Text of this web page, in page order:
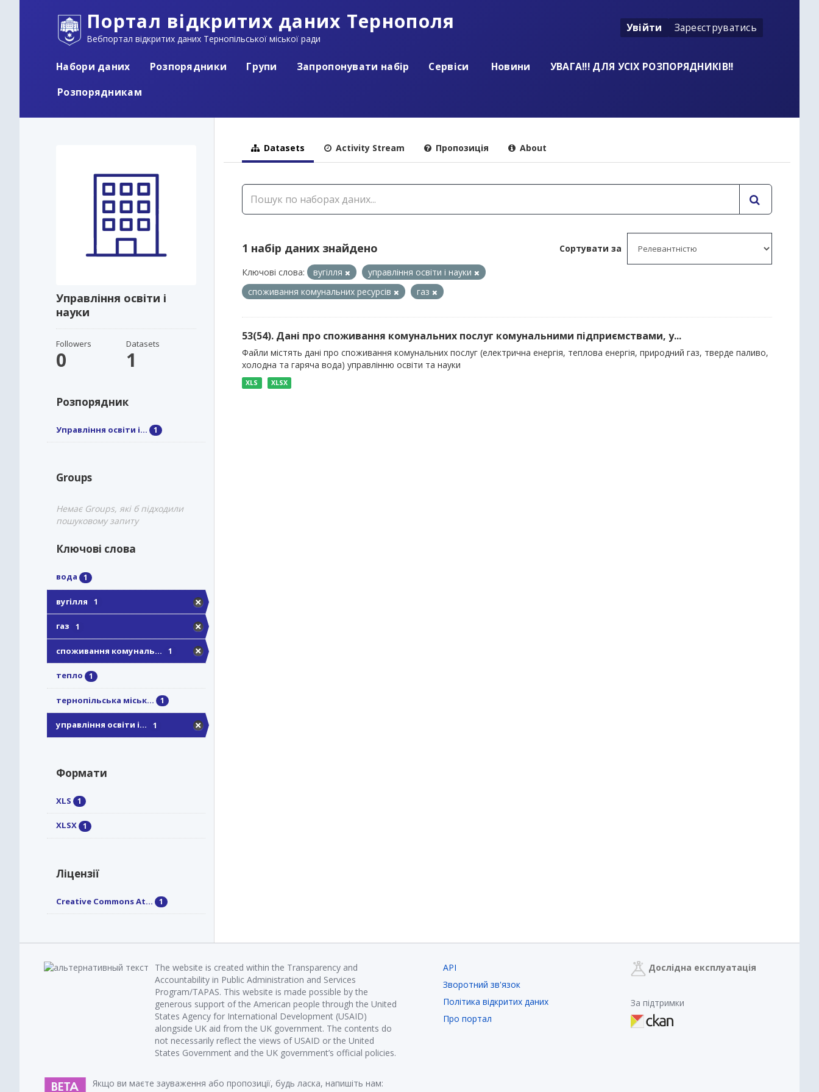
Портал відкритих даних Тернополя
Вебпортал відкритих даних Тернопільської міської ради
Увійти Зареєструватись
Набори даних Розпорядники Групи Запропонувати набір Сервіси Новини
УВАГА!!! ДЛЯ УСІХ РОЗПОРЯДНИКІВ!!
Розпорядникам
Управління освіти і
науки
Followers
0
Datasets
1
Розпорядник
Управління освіти і... 1
Groups
Немає Groups, які б підходили
пошуковому запиту
Ключові слова
вода 1
вугілля 1
газ 1
споживання комуналь... 1
тепло 1
тернопільська міськ... 1
управління освіти і... 1
Формати
XLS 1
XLSX 1
Ліцензії
Creative Commons At... 1
Datasets Activity Stream Пропозиція About
Сортувати за
1 набір даних знайдено
Ключові слова: вугілля
управління освіти і науки
споживання комунальних ресурсів
газ
53(54). Дані про споживання комунальних послуг комунальними підприємствами, у...
Файли містять дані про споживання комунальних послуг (електрична енергія, теплова енергія, природний газ, тверде паливо,
холодна та гаряча вода) управлінню освіти та науки
XLS XLSX
The website is created within the Transparency and
Accountability in Public Administration and Services
Program/TAPAS. This website is made possible by the
generous support of the American people through the United
States Agency for International Development (USAID)
alongside UK aid from the UK government. The contents do
not necessarily reflect the views of USAID or the United
States Government and the UK government’s official policies.
Якщо ви маєте зауваження або пропозиції, будь ласка, напишіть нам:
API
Зворотний зв'язок
Політика відкритих даних
Про портал
Дослідна експлуатація
За підтримки